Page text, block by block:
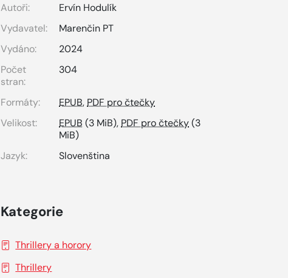
Autoři:
Ervín Hodulík
Vydavatel:
Marenčin PT
Vydáno:
2024
Počet
stran:
304
Formáty: EPUB,PDF pro čtečky
Velikost:
EPUB (3 MiB),PDF pro čtečky(3
MiB)
Jazyk:
Slovenština
Kategorie
Thrillery a horory
Thrillery